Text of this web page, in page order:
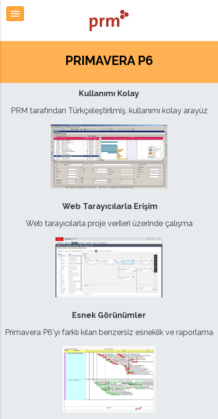
PRIMAVERA P6
Kullanımı Kolay
PRM tarafından Türkçeleştirilmiş, kullanımı kolay arayüz
Web Tarayıcılarla Erişim
Web tarayıcılarla proje verileri üzerinde çalışma
Esnek Görünümler
Primavera P6'yı farklı kılan benzersiz esneklik ve raporlama